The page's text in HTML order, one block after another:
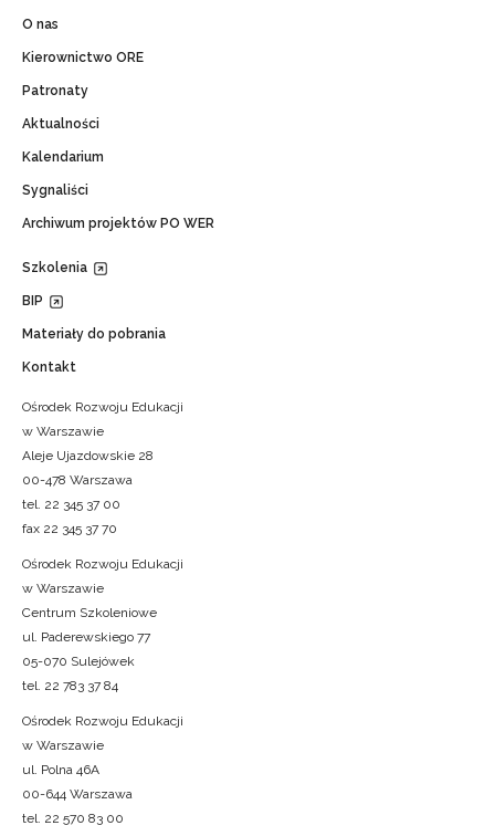
O nas
Kierownictwo ORE
Patronaty
Aktualności
Kalendarium
Sygnaliści
Archiwum projektów PO WER
Szkolenia
BIP
Materiały do pobrania
Kontakt
Ośrodek Rozwoju Edukacji
w Warszawie
Aleje Ujazdowskie 28
00-478 Warszawa
tel. 22 345 37 00
fax 22 345 37 70
Ośrodek Rozwoju Edukacji
w Warszawie
Centrum Szkoleniowe
ul. Paderewskiego 77
05-070 Sulejówek
tel. 22 783 37 84
Ośrodek Rozwoju Edukacji
w Warszawie
ul. Polna 46A
00-644 Warszawa
tel. 22 570 83 00